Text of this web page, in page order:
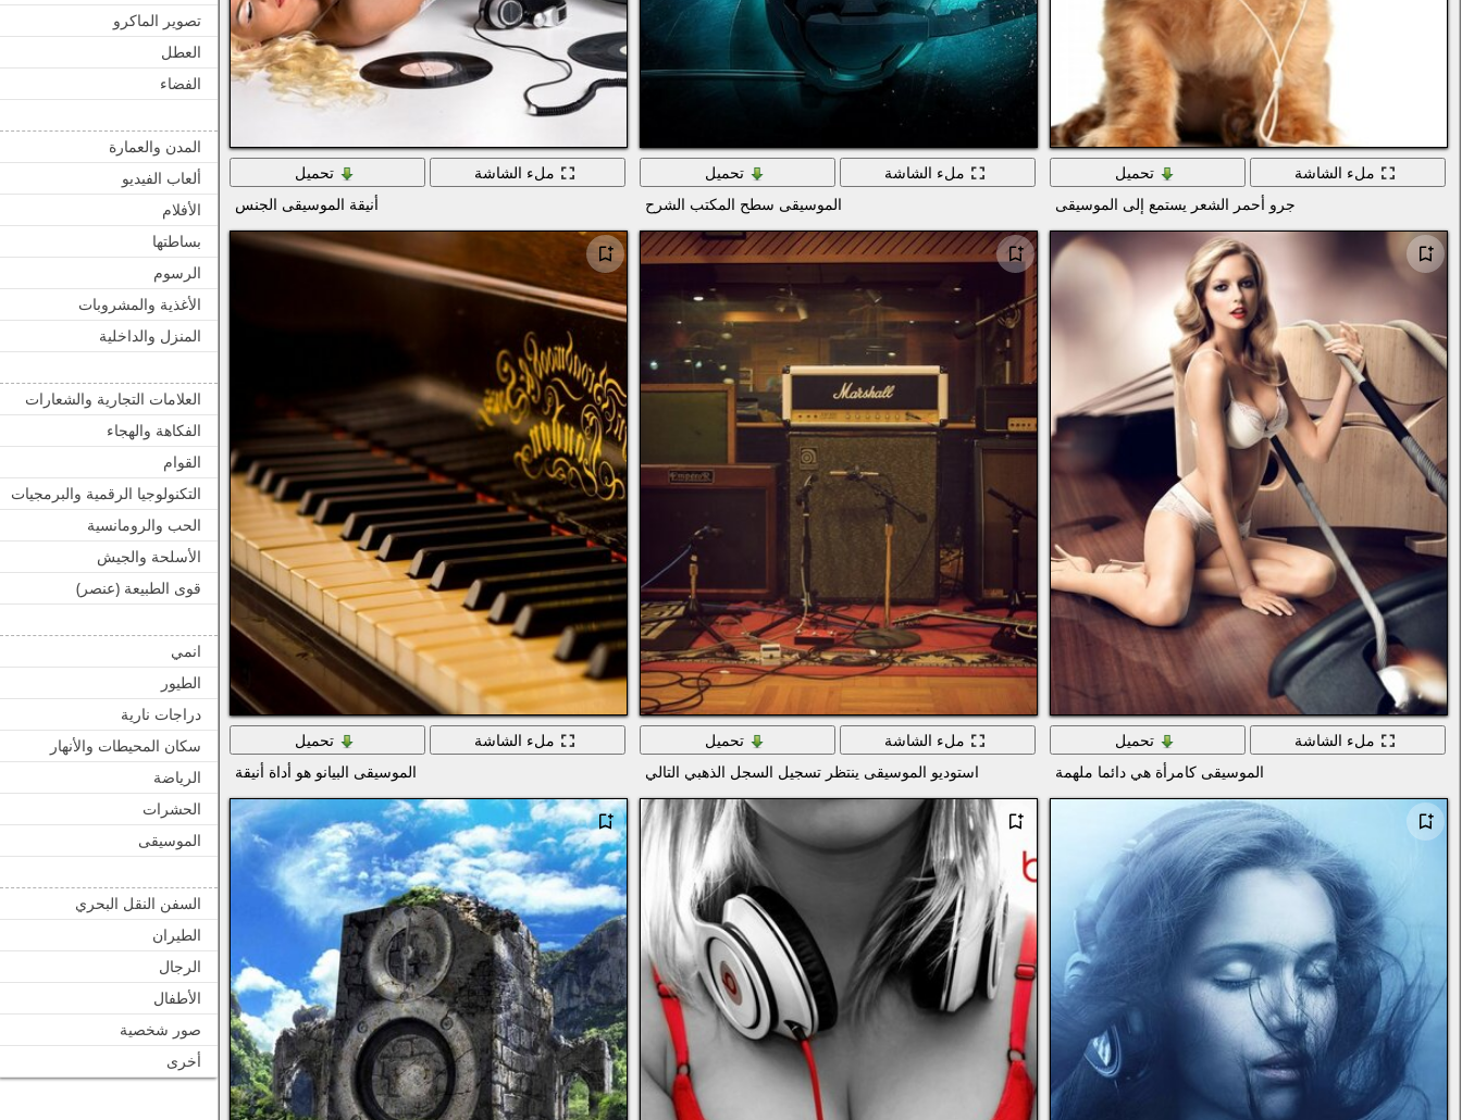
تصوير الماكرو
العطل
الفضاء
المدن والعمارة
ألعاب الفيديو
الأفلام
بساطتها
الرسوم
الأغذية والمشروبات
المنزل والداخلية
العلامات التجارية والشعارات
الفكاهة والهجاء
القوام
التكنولوجيا الرقمية والبرمجيات
الحب والرومانسية
الأسلحة والجيش
قوى الطبيعة (عنصر)
انمي
الطيور
دراجات نارية
سكان المحيطات والأنهار
الرياضة
الحشرات
الموسيقى
السفن النقل البحري
الطيران
الرجال
الأطفال
صور شخصية
أخرى
ملء الشاشة
تحميل
أنيقة الموسيقى الجنس
ملء الشاشة
تحميل
الموسيقى سطح المكتب الشرح
ملء الشاشة
تحميل
جرو أحمر الشعر يستمع إلى الموسيقى
ملء الشاشة
تحميل
الموسيقى البيانو هو أداة أنيقة
ملء الشاشة
تحميل
استوديو الموسيقى ينتظر تسجيل السجل الذهبي التالي
ملء الشاشة
تحميل
الموسيقى كامرأة هي دائما ملهمة